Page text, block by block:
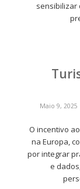
sensibilizar
Maio 9, 2025
O incentivo ao
na Europa,
por integrar
e